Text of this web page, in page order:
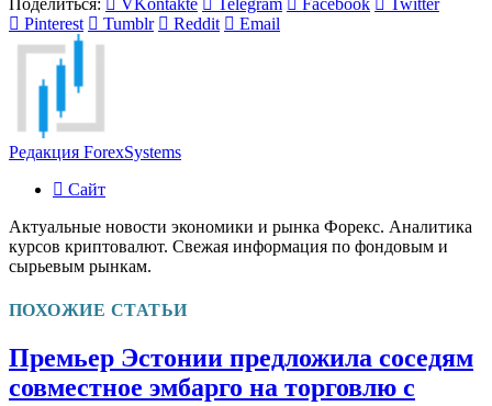
Поделиться:
VKontakte Telegram Facebook
Twitter
Pinterest
Tumblr Reddit Email
Редакция ForexSystems
Сайт
Актуальные новости экономики и рынка Форекс. Аналитика
курсов криптовалют. Свежая информация по фондовым и
сырьевым рынкам.
ПОХОЖИЕ СТАТЬИ
Премьер Эстонии предложила соседям
совместное эмбарго на торговлю с